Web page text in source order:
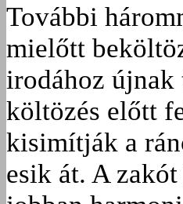
További
mielőtt
irodához
költözés előtt
kisimítják a
esik át. A